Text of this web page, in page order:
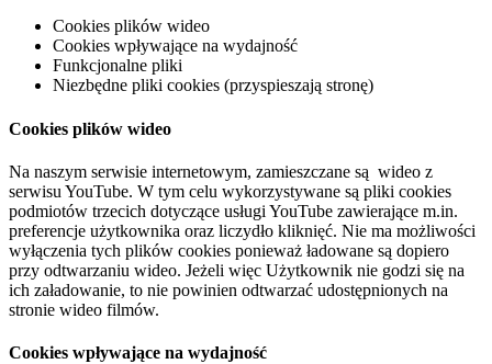
Cookies plików wideo
Cookies wpływające na wydajność
Funkcjonalne pliki
Niezbędne pliki cookies (przyspieszają stronę)
Cookies plików wideo
Na naszym serwisie internetowym, zamieszczane są wideo z
serwisu YouTube. W tym celu wykorzystywane są pliki cookies
podmiotów trzecich dotyczące usługi YouTube zawierające m.in.
preferencje użytkownika oraz liczydło kliknięć. Nie ma możliwości
wyłączenia tych plików cookies ponieważ ładowane są dopiero
przy odtwarzaniu wideo. Jeżeli więc Użytkownik nie godzi się na
ich załadowanie, to nie powinien odtwarzać udostępnionych na
stronie wideo filmów.
Cookies wpływające na wydajność